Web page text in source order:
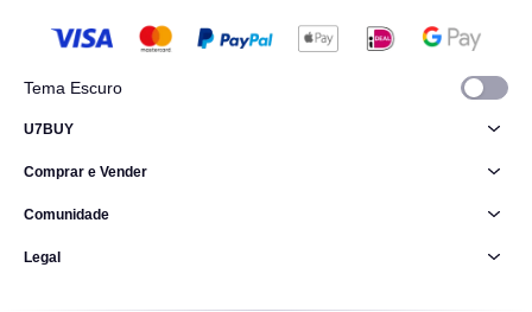
Tema Escuro
U7BUY
Comprar e Vender
Comunidade
Legal